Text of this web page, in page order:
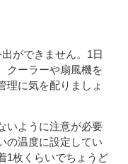
ができません。1日
クーラーや扇風機を
理に気を配りましょ
いように注意が必要
の温度に設定してい
1枚くらいでちょうど